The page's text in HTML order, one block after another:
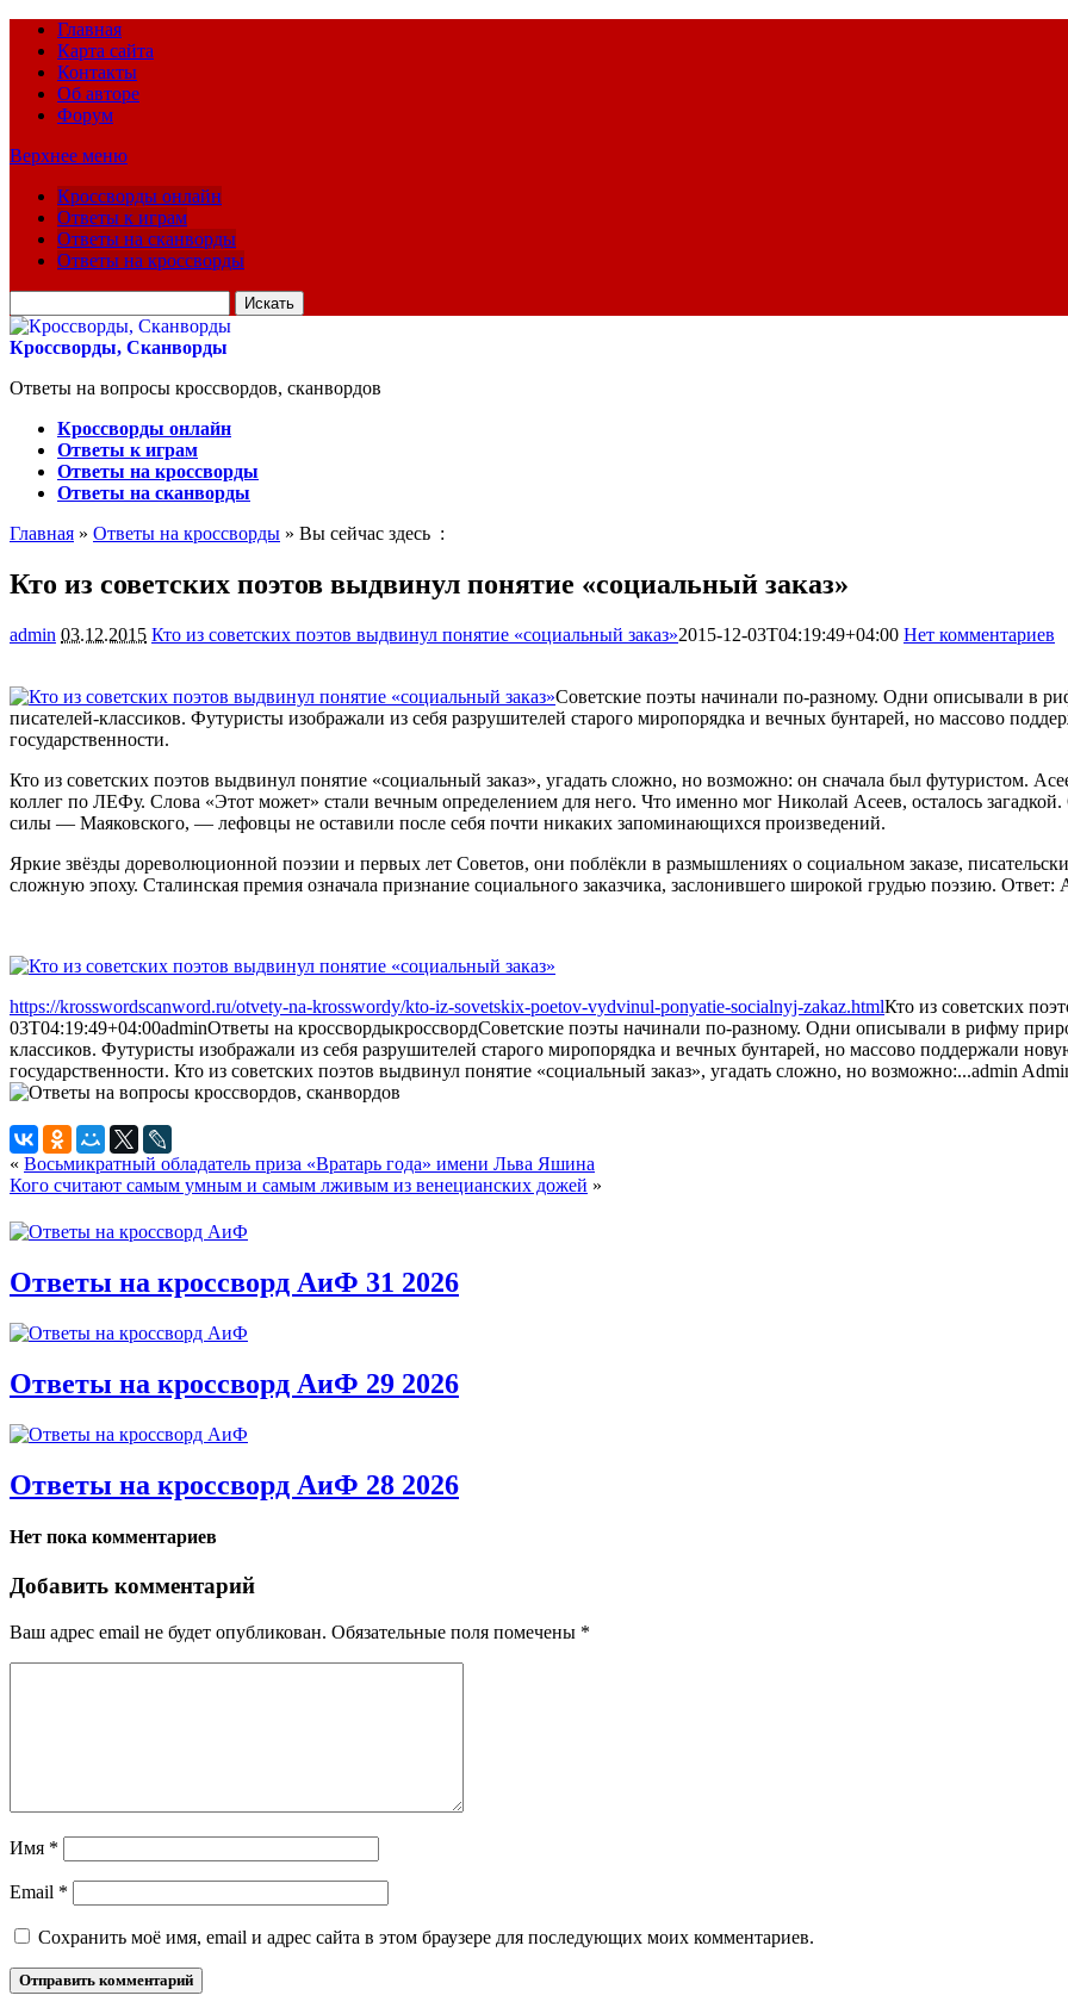
Главная
Карта сайта
Контакты
Об авторе
Форум
Верхнее меню
Кроссворды онлайн
Ответы к играм
Ответы на сканворды
Ответы на кроссворды
для:
Кроссворды, Сканворды
Ответы на вопросы кроссвордов, сканвордов
Кроссворды онлайн
Ответы к играм
Ответы на кроссворды
Ответы на сканворды
Главная » Ответы на кроссворды » Вы сейчас здесь :
Кто из советских поэтов выдвинул понятие «социальный заказ»
admin 03.12.2015 Кто из советских поэтов выдвинул понятие «социальный заказ»2015-12-03T04:19:49+04:00 Нет комментариев
Советские поэты начинали по-разному. Одни описывали в
писателей-классиков. Футуристы изображали из себя разрушителей старого миропорядка и вечных бунтарей, но массово
государственности.
Кто из советских поэтов выдвинул понятие «социальный заказ», угадать сложно, но возможно: он сначала был футуристом.
коллег по ЛЕФу. Слова «Этот может» стали вечным определением для него. Что именно мог Николай Асеев, осталось
силы — Маяковского, — лефовцы не оставили после себя почти никаких запоминающихся произведений.
Яркие звёзды дореволюционной поэзии и первых лет Советов, они поблёкли в размышлениях о социальном заказе,
сложную эпоху. Сталинская премия означала признание социального заказчика, заслонившего широкой грудью поэзию. Ответ:
https://krosswordscanword.ru/otvety-na-krosswordy/kto-iz-sovetskix-poetov-vydvinul-ponyatie-socialnyj-zakaz.htmlКто из советских
03T04:19:49+04:00adminОтветы на кроссвордыкроссвордСоветские поэты начинали по-разному. Одни описывали в рифму
классиков. Футуристы изображали из себя разрушителей старого миропорядка и вечных бунтарей, но массово поддержали
государственности. Кто из советских поэтов выдвинул понятие «социальный заказ», угадать сложно, но возможно:...admin
« Восьмикратный обладатель приза «Вратарь года» имени Льва Яшина
Кого считают самым умным и самым лживым из венецианских дожей »
Ответы на кроссворд АиФ 31 2026
Ответы на кроссворд АиФ 29 2026
Ответы на кроссворд АиФ 28 2026
Нет пока комментариев
Добавить комментарий
Ваш адрес email не будет опубликован. Обязательные поля помечены *
Имя *
Email *
Сохранить моё имя, email и адрес сайта в этом браузере для последующих моих комментариев.